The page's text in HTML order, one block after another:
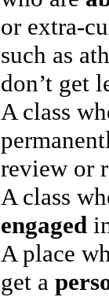
or extra-
such as
don’t get
A class
review or
A class
engaged
A place
get a